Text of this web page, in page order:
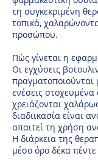
τη συγκεκριμένη
τοπικά,
προσώπου.
Πώς γίνεται η
Oι εγχύσεις
πραγματοποιούνται
ενέσεις
χρειάζονται
διαδιικασία είναι
απαιτεί τη χρήση
Η διάρκεια της
μέσο όρο δέκα